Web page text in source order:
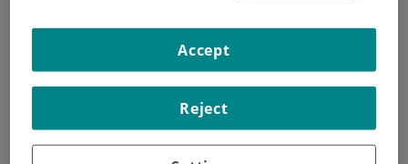
UNIDADES DE APOYO|
|ESTUDIO ABIERTO, DE UN SOLO BRAZO, DE
A PACIENTES INCLUIDOS PREVIAMENTE EN ESTUDIOS
Reject
Accept